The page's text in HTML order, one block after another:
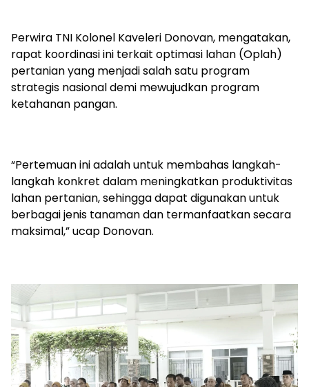
Perwira TNI Kolonel Kaveleri Donovan, mengatakan,
rapat koordinasi ini terkait optimasi lahan (Oplah)
pertanian yang menjadi salah satu program
strategis nasional demi mewujudkan program
ketahanan pangan.
“Pertemuan ini adalah untuk membahas langkah-
langkah konkret dalam meningkatkan produktivitas
lahan pertanian, sehingga dapat digunakan untuk
berbagai jenis tanaman dan termanfaatkan secara
maksimal,” ucap Donovan.